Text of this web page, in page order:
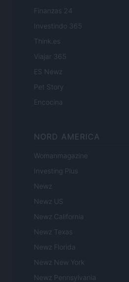
Finanzas 24
Investindo 365
Think.es
Viajar 365
ES Newz
Pet Story
Encocina
NORD AMERICA
Womanmagazine
Investing Plus
Newz
Newz US
Newz California
Newz Texas
Newz Florida
Newz New York
Newz Pennsylvania